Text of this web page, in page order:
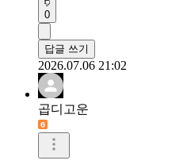
0
답글 쓰기
2026.07.06 21:02
곱디고운